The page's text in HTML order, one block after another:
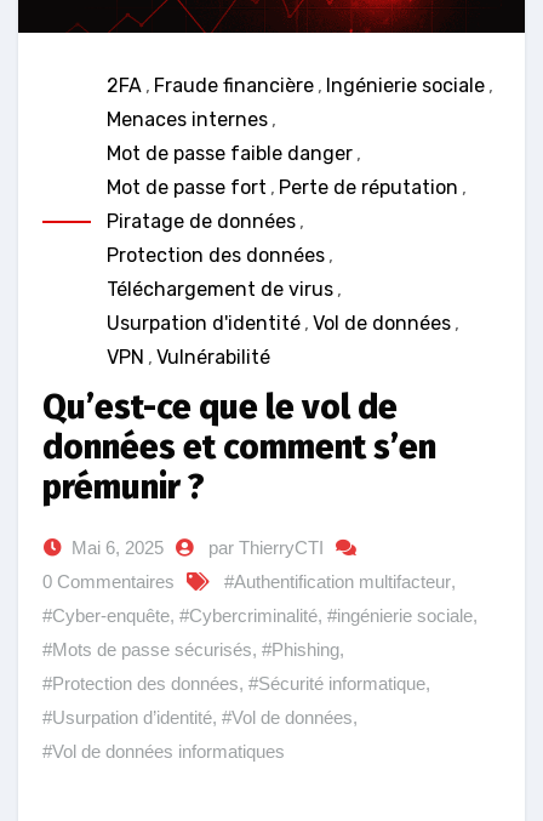
2FA , Fraude financière , Ingénierie sociale ,
Menaces internes ,
Mot de passe faible danger ,
Mot de passe fort , Perte de réputation ,
Piratage de données ,
Protection des données ,
Téléchargement de virus ,
Usurpation d'identité , Vol de données ,
VPN , Vulnérabilité
Qu’est-ce que le vol de
données et comment s’en
prémunir ?
Mai 6, 2025
par ThierryCTI
0 Commentaires
#Authentification multifacteur,
#Cyber-enquête, #Cybercriminalité, #ingénierie sociale,
#Mots de passe sécurisés, #Phishing,
#Protection des données, #Sécurité informatique,
#Usurpation d’identité, #Vol de données,
#Vol de données informatiques